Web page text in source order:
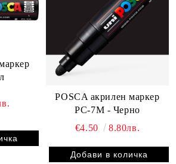
POSCA акрилен маркер
PC-7M - Черно
€4.50
8.80лв.